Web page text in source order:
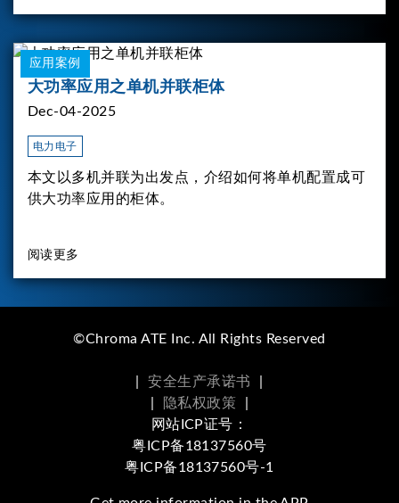
应用案例
大功率应用之单机并联柜体
Dec-04-2025
电力电子
本文以多机并联为出发点，介绍如何将单机配置成可
供大功率应用的柜体。
阅读更多
©Chroma ATE Inc. All Rights Reserved
安全生产承诺书
隐私权政策
网站ICP证号：
粤ICP备18137560号
粤ICP备18137560号-1